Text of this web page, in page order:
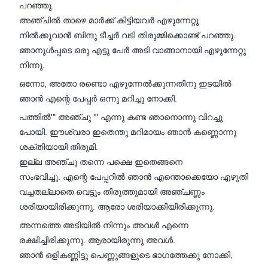
പറഞ്ഞു.
അഞ്ചിൽ താഴെ മാർക്ക് കിട്ടിയവർ എഴുന്നേറ്റു
നിൽക്കുവാൻ ബിന്ദു ടീച്ചർ വടി തിരുമ്മിക്കൊണ്ട് പറഞ്ഞു.
ഞാനുൾപ്പടെ ഒരു എട്ടു പേർ അടി വാങ്ങാനായി എഴുന്നേറ്റു
നിന്നു.
ഒന്നോ, അതോ രണ്ടൊ എഴുന്നേൽക്കുന്നതിനു ഇടയിൽ
ഞാൻ എന്റെ പേപ്പർ ഒന്നു മറിച്ചു നോക്കി.
പത്തിൽ'" അഞ്ചു '" എന്നു കണ്ട ഞാനൊന്നു വിറച്ചു
പോയി. ഈശ്വരാ ഇതെന്തു മറിമായം ഞാൻ കണ്ണൊന്നു
ശക്തിയായി തിരുമി.
ഇല്ല അഞ്ചു തന്നെ പക്ഷെ ഇതെങ്ങനെ
സംഭവിച്ചു. എന്റെ പേപ്പറിൽ ഞാൻ എന്തൊക്കെയോ എഴുതി
വച്ചതല്ലാതെ വെട്ടും തിരുത്തുമായി അഞ്ചണ്ണം
ശരിയായിരിക്കുന്നു. ആരോ ശരിയാക്കിയിരിക്കുന്നു.
അന്നത്തെ അടിയിൽ നിന്നും അവൾ എന്നെ
രക്ഷിച്ചിരിക്കുന്നു. ആരായിരുന്നു അവൾ.
ഞാൻ ഒളികണ്ണിട്ടു പെണ്ണുങ്ങളുടെ ഭാഗത്തേക്കു നോക്കി,